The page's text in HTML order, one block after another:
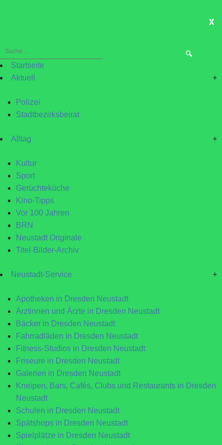
X
Suche
nach:Startseite
Aktuell
+
Polizei
Stadtbezirksbeirat
Alltag +
Kultur
Sport
Gerüchteküche
Kino-Tipps
Vor 100 Jahren
BRN
Neustadt Originale
Titel-Bilder-Archiv
Neustadt-Service +
Apotheken in Dresden Neustadt
Ärztinnen und Ärzte in Dresden Neustadt
Bäcker in Dresden Neustadt
Fahrradläden in Dresden Neustadt
Fitness-Studios in Dresden Neustadt
Friseure in Dresden Neustadt
Galerien in Dresden Neustadt
Kneipen, Bars, Cafés, Clubs und Restaurants in Dresden
Neustadt
Schulen in Dresden Neustadt
Spätshops in Dresden Neustadt
Spielplätze in Dresden Neustadt